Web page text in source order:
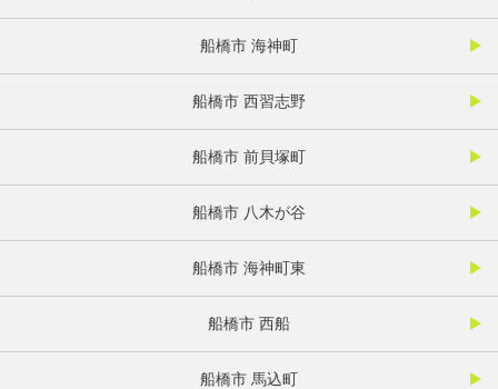
船橋市 海神町
船橋市 西習志野
船橋市 前貝塚町
船橋市 八木が谷
船橋市 海神町東
船橋市 西船
船橋市 馬込町